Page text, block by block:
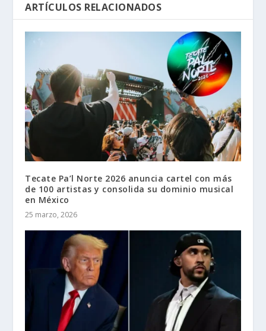
ARTÍCULOS RELACIONADOS
Tecate Pa’l Norte 2026 anuncia cartel con más
de 100 artistas y consolida su dominio musical
en México
25 marzo, 2026